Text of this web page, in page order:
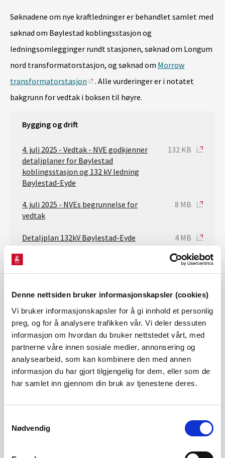
Denne nettsiden bruker informasjonskapsler (cookies)
Vi bruker informasjonskapsler for å gi innhold et personlig
preg, og for å analysere trafikken vår. Vi deler dessuten
informasjon om hvordan du bruker nettstedet vårt, med
partnerne våre innen sosiale medier, annonsering og
analysearbeid, som kan kombinere den med annen
informasjon du har gjort tilgjengelig for dem, eller som de
har samlet inn gjennom din bruk av tjenestene deres.
Nødvendig
Søknadene om nye kraftledninger er behandlet samlet med
søknad om Bøylestad koblingsstasjon og
ledningsomlegginger rundt stasjonen, søknad om Longum
nord transformatorstasjon, og søknad om Morrow
transformatorstasjon
. Alle vurderinger er i notatet
bakgrunn for vedtak i boksen til høyre.
Bygging og drift
4. juli 2025 - Vedtak - NVE godkjenner
detaljplaner for Bøylestad
koblingsstasjon og 132 kV ledning
Bøylestad-Eyde
132 KB
4. juli 2025 - NVEs begrunnelse for
vedtak
8 MB
Detaljplan 132kV Bøylestad-Eyde 4 MB
Bøylestad - Eyde
14 MB
Detaljplan Bøylestad
4 MB
Vedlegg 1. Arealbrukskart Bøylestad
koblingsstasjon.pdf
1 MB
Vedlegg - Glitre Nett svar til
høringsuttalelsene
166 KB
kommune vedtak feb-24.pdf
Vedlegg 6. Tiltaksplan jan-24.pdf 9 MB